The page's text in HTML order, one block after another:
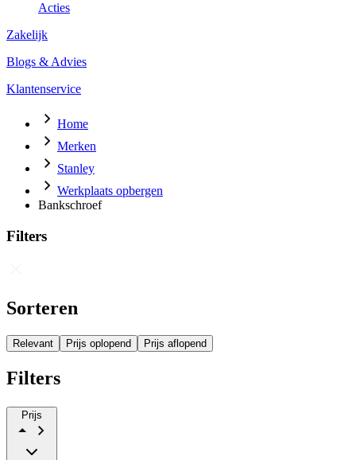
Acties
Zakelijk
Blogs & Advies
Klantenservice
Home
Merken
Stanley
Werkplaats opbergen
Bankschroef
Filters
Sorteren
Relevant Prijs oplopend Prijs aflopend
Filters
Prijs